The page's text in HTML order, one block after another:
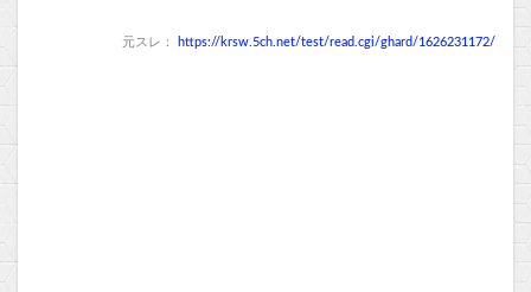
元スレ： https://krsw.5ch.net/test/read.cgi/ghard/1626231172/